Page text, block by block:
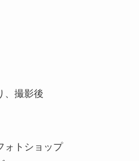
、撮影後
ォトショップ